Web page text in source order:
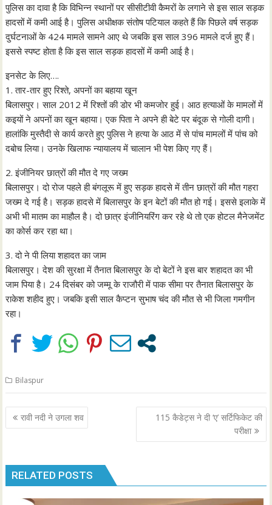
पुलिस का दावा है कि विभिन्न स्थानों पर सीसीटीवी कैमरों के लगाने से इस साल सड़क
हादसों में कमी आई है। पुलिस अधीक्षक संतोष पटियाल कहते हैं कि पिछले वर्ष सड़क
दुर्घटनाओं के 424 मामले सामने आए थे जबकि इस साल 396 मामले दर्ज हुए हैं।
इससे स्पष्ट होता है कि इस साल सड़क हादसों में कमी आई है।
इनसेट के लिए….
1. तार-तार हुए रिश्ते, अपनों का बहाया खून
बिलासपुर। साल 2012 में रिश्तों की डोर भी कमजोर हुई। आठ हत्याओं के मामलों में
कइयों ने अपनों का खून बहाया। एक पिता ने अपने ही बेटे पर बंदूक से गोली दागी।
हालांकि मुस्तैदी से कार्य करते हुए पुलिस ने हत्या के आठ में से पांच मामलों में पांच को
दबोच लिया। उनके खिलाफ न्यायालय में चालान भी पेश किए गए हैं।
2. इंजीनियर छात्रों की मौत दे गए जख्म
बिलासपुर। दो रोज पहले ही बंगलूरू में हुए सड़क हादसे में तीन छात्रों की मौत गहरा
जख्म दे गई है। सड़क हादसे में बिलासपुर के इन बेटों की मौत हो गई। इससे इलाके में
अभी भी मातम का माहौल है। दो छात्र इंजीनियरिंग कर रहे थे तो एक होटल मैनेजमेंट
का कोर्स कर रहा था।
3. दो ने पी लिया शहादत का जाम
बिलासपुर। देश की सुरक्षा में तैनात बिलासपुर के दो बेटों ने इस बार शहादत का भी
जाम पिया है। 24 दिसंबर को जम्मू के राजौरी में पाक सीमा पर तैनात बिलासपुर के
राकेश शहीद हुए। जबकि इसी साल कैप्टन सुभाष चंद की मौत से भी जिला गमगीन
रहा।
Bilaspur
Post
navigation
रावी नदी ने उगला शव
115 कैडेट्स ने दी ‘ए’ सर्टिफिकेट की
परीक्षा
RELATED POSTS